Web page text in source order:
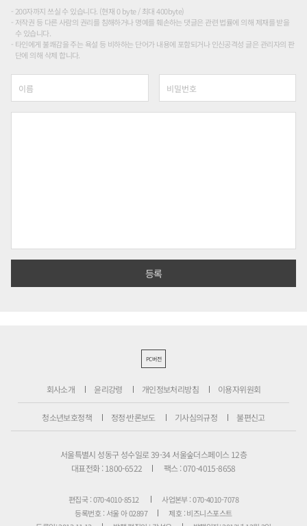
200자까지 쓰실 수 있습니다. (현재 0 byte / 최대 400byte)
저작권 등 다른 사람의 권리를 침해하거나 명예를 훼손하는 댓글은 관련 법률에 의해 제재를 받을
수 있습니다.
타인에게 불쾌감을 주는 욕설 등 비하하는 단어가 내용에 포함되거나 인신공격성 글은 관리자의 판
단에 의해 삭제 합니다.
PC버전
회사소개 윤리강령 개인정보처리방침 이용자위원회
청소년보호정책 정정·반론보도 기사심의규정 불편신고
서울특별시 성동구 성수일로 39-34 서울숲더스페이스 12층
대표전화 : 1800-6522
팩스 : 070-4015-8658
편집국 : 070-4010-8512
사업본부 : 070-4010-7078
등록번호 : 서울 아 02897
제호 : 비즈니스포스트